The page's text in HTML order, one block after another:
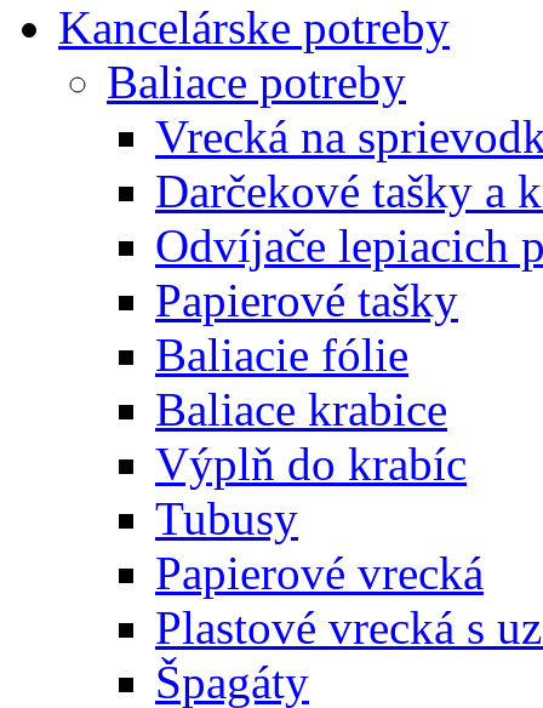
Kancelárske potreby
Baliace potreby
Vrecká na
Darčekové tašky a
Odvíjače lepiacich
Papierové tašky
Baliacie fólie
Baliace krabice
Výplň do krabíc
Tubusy
Papierové vrecká
Plastové vrecká s
Špagáty